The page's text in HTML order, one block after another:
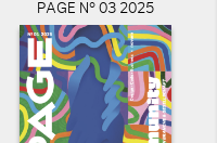
PAGE N° 03 2025